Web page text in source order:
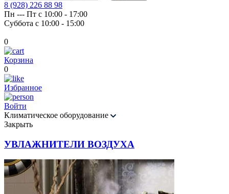
8 (928) 226 88 98
Пн --- Пт с 10:00 - 17:00
Суббота с 10:00 - 15:00
0
Корзина
0
Избранное
Войти
Климатическое оборудование
Закрыть
УВЛАЖНИТЕЛИ ВОЗДУХА